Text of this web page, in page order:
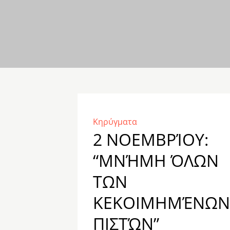
Κηρύγματα
2 ΝΟΕΜΒΡΊΟΥ:
“ΜΝΉΜΗ ΌΛΩΝ
ΤΩΝ
ΚΕΚΟΙΜΗΜΈΝΩΝ
ΠΙΣΤΏΝ”